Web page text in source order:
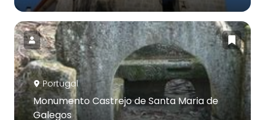
Portugal
Monumento Castrejo de Santa Maria de
Galegos